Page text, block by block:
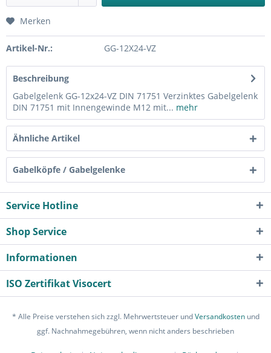
Merken
Artikel-Nr.: GG-12X24-VZ
Beschreibung
Gabelgelenk GG-12x24-VZ DIN 71751 Verzinktes Gabelgelenk
DIN 71751 mit Innengewinde M12 mit... mehr
Ähnliche Artikel
Gabelköpfe / Gabelgelenke
Service Hotline
Shop Service
Informationen
ISO Zertifikat Visocert
* Alle Preise verstehen sich zzgl. Mehrwertsteuer undVersandkostenund
ggf. Nachnahmegebühren, wenn nicht anders beschrieben